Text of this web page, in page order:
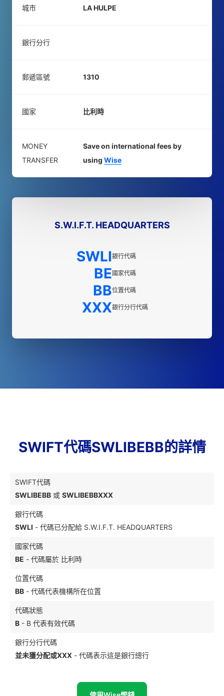
城市 LA HULPE
銀行分行
郵遞區號 1310
國家 比利時
MONEY
TRANSFER
Save on international fees by
using Wise
S.W.I.F.T. HEADQUARTERS
SWLI銀行代碼
BE國家代碼
BB位置代碼
XXX銀行分行代碼
SWIFT代碼SWLIBEBB的詳情
SWIFT代碼
SWLIBEBB 或 SWLIBEBBXXX
銀行代碼
SWLI - 代碼已分配給 S.W.I.F.T. HEADQUARTERS
國家代碼
BE - 代碼屬於 比利時
位置代碼
BB - 代碼代表機構所在位置
代碼狀態
B - B 代表有效代碼
銀行分行代碼
並未獲分配或XXX - 代碼表示這是銀行總行